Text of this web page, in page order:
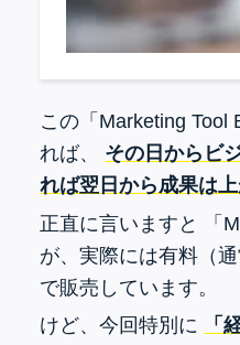
この「Marketing Tool
れば、
その日からビ
れば翌日から成果は
正直に言いますと
「
が、実際には有料（
で販売しています。
けど、今回特別に
「